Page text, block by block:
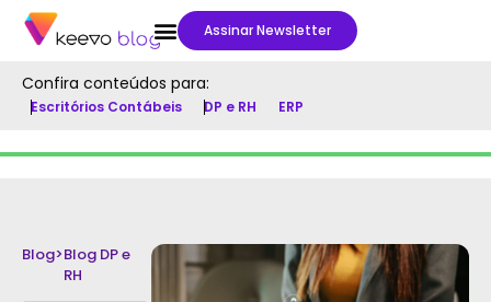
Assinar Newsletter
Confira conteúdos para:
Escritórios Contábeis DP e RH ERP
Blog>Blog DP e
RH